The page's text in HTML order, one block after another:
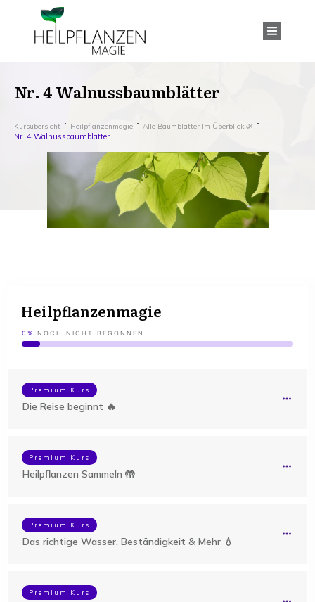
Nr. 4 Walnussbaumblätter
Kursübersicht Heilpflanzenmagie Alle Baumblätter Im Überblick 🌿
Nr. 4 Walnussbaumblätter
Heilpflanzenmagie
0% NOCH NICHT BEGONNEN
Premium Kurs
Die Reise beginnt 🔥
Premium Kurs
Heilpflanzen Sammeln 🤲
Premium Kurs
Das richtige Wasser, Beständigkeit & Mehr 💧
Premium Kurs